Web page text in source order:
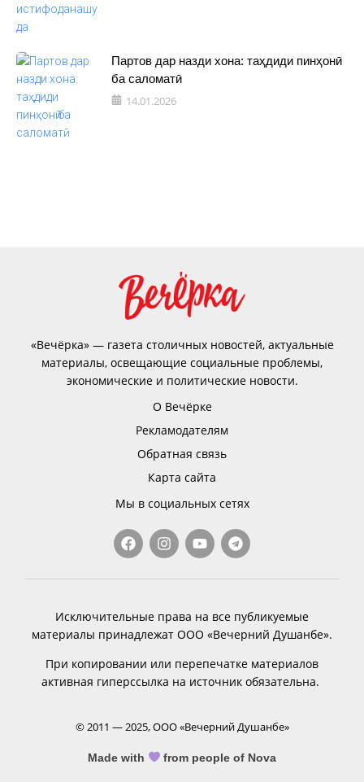
Партов дар назди хона: таҳдиди пинҳонӣ
ба саломатӣ
14.01.2026
«Вечёрка» — газета столичных новостей, актуальные
материалы, освещающие социальные проблемы,
экономические и политические новости.
О Вечёрке
Рекламодателям
Обратная связь
Карта сайта
Мы в социальных сетях
Исключительные права на все публикуемые
материалы принадлежат ООО «Вечерний Душанбе».
При копировании или перепечатке материалов
активная гиперссылка на источник обязательна.
© 2011 — 2025, ООО «Вечерний Душанбе»
Made with from people of Nova